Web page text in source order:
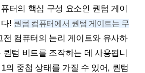
터의 핵심 구성 요소인 퀀텀 게이
! 퀀텀 컴퓨터에서 퀀텀 게이트는 무
컴퓨터의 논리 게이트와 유사하
퀀텀 비트를 조작하는 데 사용됩니
의 중첩 상태를 가질 수 있어, 퀀텀